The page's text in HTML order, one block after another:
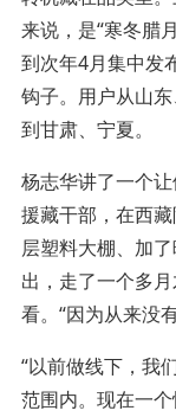
来说，是“寒冬腊
到次年4月集中发
钩子。用户从山
到甘肃、宁夏。
杨志华讲了一个
援藏干部，在西
层塑料大棚、加
出，走了一个多
看。“因为从来没有
“以前做线下，我
范围内。现在一